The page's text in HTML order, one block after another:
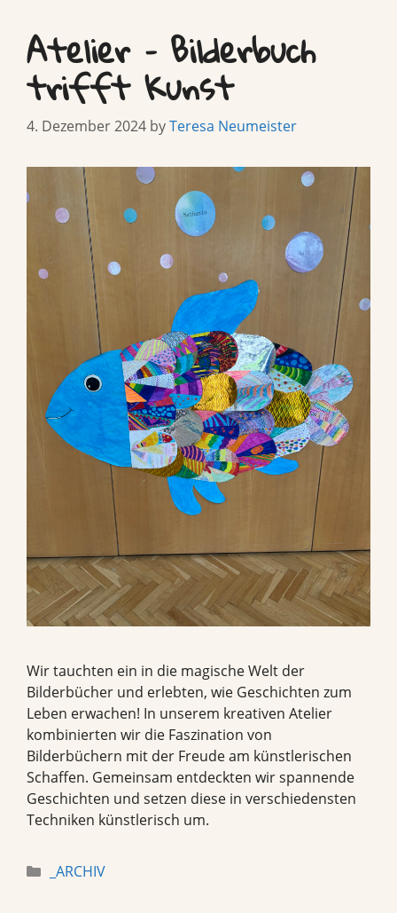
Atelier – Bilderbuch
trifft Kunst
4. Dezember 2024 byTeresa Neumeister
Wir tauchten ein in die magische Welt der
Bilderbücher und erlebten, wie Geschichten zum
Leben erwachen! In unserem kreativen Atelier
kombinierten wir die Faszination von
Bilderbüchern mit der Freude am künstlerischen
Schaffen. Gemeinsam entdeckten wir spannende
Geschichten und setzen diese in verschiedensten
Techniken künstlerisch um.
Categories
_ARCHIV